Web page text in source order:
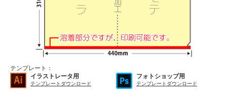
テンプレート：
イラストレータ用
テンプレートダウンロード
フォトショップ用
テンプレートダウンロード